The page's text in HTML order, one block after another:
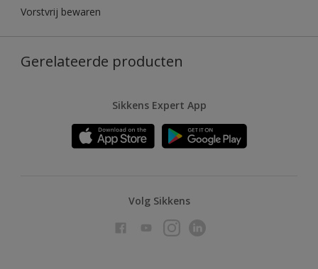
Vorstvrij bewaren
Gerelateerde producten
Sikkens Expert App
Volg Sikkens